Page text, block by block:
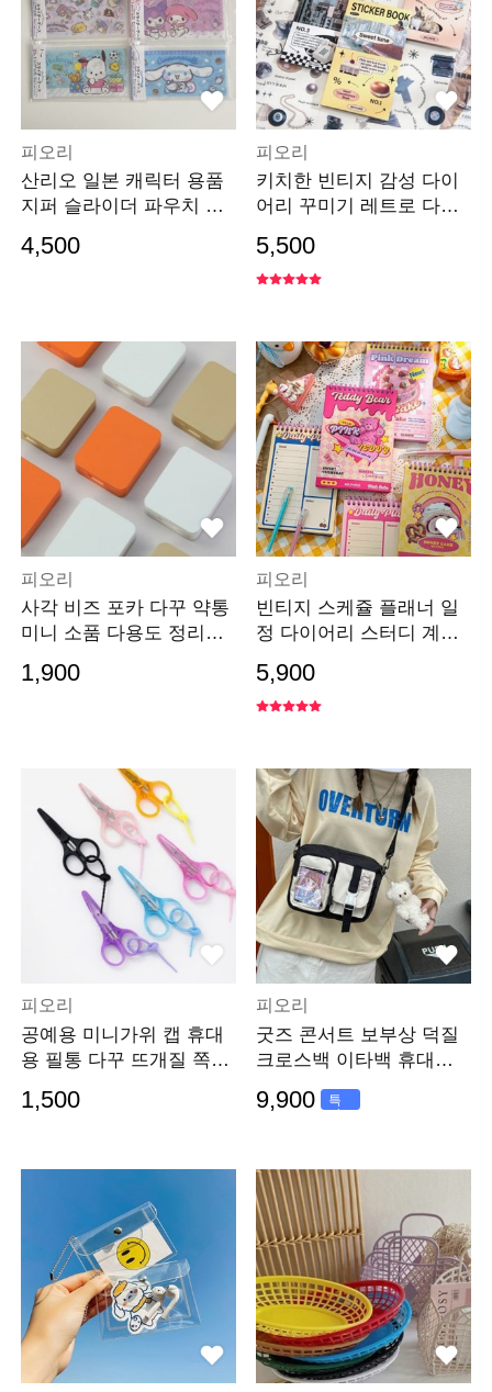
피오리
산리오 일본 캐릭터 용품
지퍼 슬라이더 파우치 돈
4,500
피오리
키치한 빈티지 감성 다이
어리 꾸미기 레트로 다꾸
5,500
피오리
사각 비즈 포카 다꾸 약통
미니 소품 다용도 정리함
1,900
피오리
빈티지 스케쥴 플래너 일
정 다이어리 스터디 계획
5,900
피오리
공예용 미니가위 캡 휴대
용 필통 다꾸 뜨개질 쪽가
1,500
피오리
굿즈 콘서트 보부상 덕질
크로스백 이타백 휴대폰
피크닉 가방
9,900
특
가